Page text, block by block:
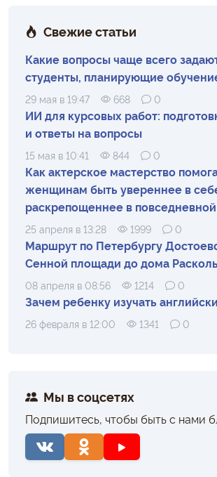
Свежие статьи
Какие вопросы чаще всего
студенты, планирующие
29 мая в 19:47 668 0
ИИ для курсовых работ:
и ответы на вопросы
15 мая в 10:41 844 0
Как актерское мастерство
женщинам быть увереннее в
раскрепощеннее в
25 апреля в 13:28 1999 0
Маршрут по Петербургу
Сенной площади до дома
08 апреля в 08:56 1214 0
Зачем ребенку изучать
26 февраля в 12:00 1341 0
Мы в соцсетях
Подпишитесь, чтобы быть с нами